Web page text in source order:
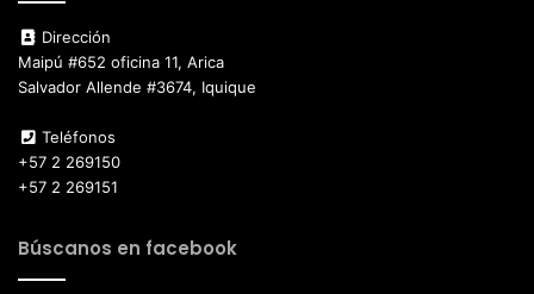
Dirección
Maipú #652 oficina 11, Arica
Salvador Allende #3674, Iquique
Teléfonos
+57 2 269150
+57 2 269151
Búscanos en facebook